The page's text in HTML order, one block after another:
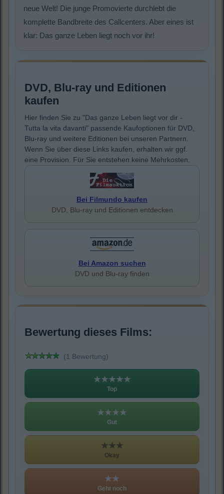
neue Welt! Die junge Promovierte durchlebt die
komplette Bandbreite des Callcenters. Aber eines ist
klar: Das ganze Leben liegt noch vor ihr!
DVD, Blu-ray und Editionen
kaufen
Hier finden Sie zu "Das ganze Leben liegt vor dir -
Tutta la vita davanti" passende Kaufoptionen für DVD,
Blu-ray und weitere Editionen bei unseren Partnern.
Wenn Sie über diese Links kaufen, erhalten wir ggf.
eine Provision. Für Sie entstehen keine Mehrkosten.
Bei Filmundo kaufen
DVD, Blu-ray und Editionen entdecken
Bei Amazon suchen
DVD und Blu-ray finden
Bewertung dieses Films:
(1 Bewertung)
★★★★★
Top
★★★★
Gut
★★★
Okay
★★
Geht noch